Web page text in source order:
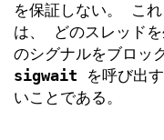
を保証しない。 こ
は、 どのスレッド
のシグナルをブロッ
sigwait を呼び出
いことである。